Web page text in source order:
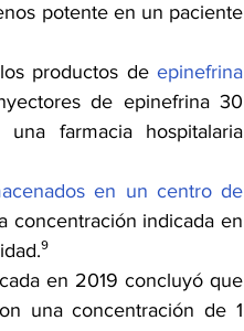
potente en un paciente
productos de epinefrina
de epinefrina 30
farmacia hospitalaria
en un centro de
concentración indicada en
en 2019 concluyó que
una concentración de 1